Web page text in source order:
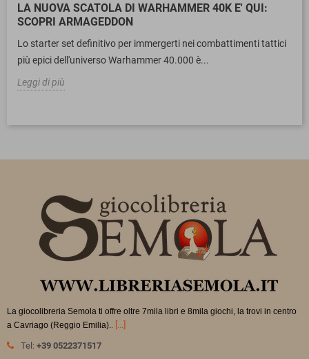
LA NUOVA SCATOLA DI WARHAMMER 40K E' QUI:
SCOPRI ARMAGEDDON
Lo starter set definitivo per immergerti nei combattimenti tattici
più epici dell'universo Warhammer 40.000 è...
Leggi di più
La giocolibreria Semola ti offre oltre 7mila libri e 8mila giochi, la trovi in centro
a Cavriago (Reggio Emilia). . [...]
Tel: +39 0522371517